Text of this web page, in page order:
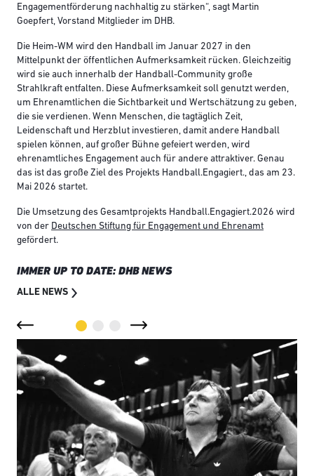
Engagementförderung nachhaltig zu stärken“, sagt Martin
Goepfert, Vorstand Mitglieder im DHB.
Die Heim-WM wird den Handball im Januar 2027 in den
Mittelpunkt der öffentlichen Aufmerksamkeit rücken. Gleichzeitig
wird sie auch innerhalb der Handball-Community große
Strahlkraft entfalten. Diese Aufmerksamkeit soll genutzt werden,
um Ehrenamtlichen die Sichtbarkeit und Wertschätzung zu geben,
die sie verdienen. Wenn Menschen, die tagtäglich Zeit,
Leidenschaft und Herzblut investieren, damit andere Handball
spielen können, auf großer Bühne gefeiert werden, wird
ehrenamtliches Engagement auch für andere attraktiver. Genau
das ist das große Ziel des Projekts Handball.Engagiert., das am 23.
Mai 2026 startet.
Die Umsetzung des Gesamtprojekts Handball.Engagiert.2026 wird
von der Deutschen Stiftung für Engagement und Ehrenamt
gefördert.
IMMER UP TO DATE: DHB NEWS
ALLE NEWS